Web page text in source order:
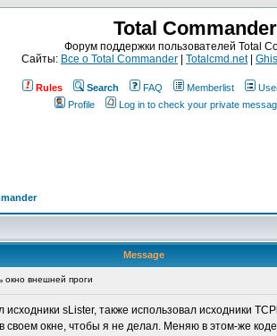
Total Commander
Форум поддержки пользователей Total
Сайты: Все о Total Commander Totalcmd.net|
Rules Search FAQ Memberlist
Profile
Log in to check your private
Message
окно внешней проги
sLister, также использовал исходники
своем окне, чтобы я не делал. Меняю в этом-же